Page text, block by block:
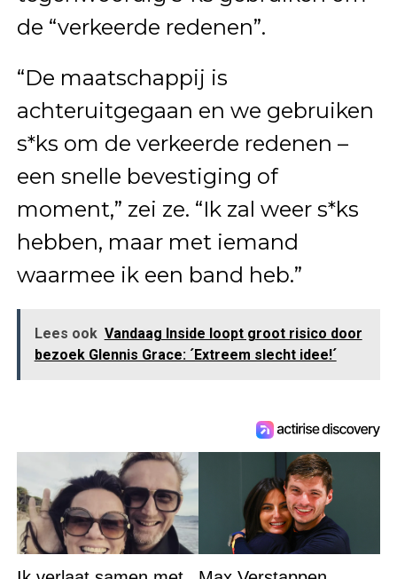
de “verkeerde redenen”.
“De maatschappij is
achteruitgegaan en we gebruiken
s*ks om de verkeerde redenen –
een snelle bevestiging of
moment,” zei ze. “Ik zal weer s*ks
hebben, maar met iemand
waarmee ik een band heb.”
Lees ook Vandaag Inside loopt groot risico door
bezoek Glennis Grace: ´Extreem slecht idee!´